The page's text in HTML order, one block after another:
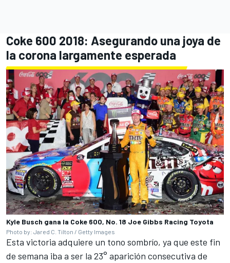
Coke 600 2018: Asegurando una joya de
la corona largamente esperada
Kyle Busch gana la Coke 600, No. 18 Joe Gibbs Racing Toyota
Photo by: Jared C. Tilton / Getty Images
Esta victoria adquiere un tono sombrío, ya que este fin
de semana iba a ser la 23° aparición consecutiva de